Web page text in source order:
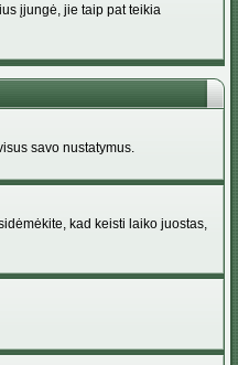
įjungė, jie taip pat teikia
savo nustatymus.
kad keisti laiko juostas,